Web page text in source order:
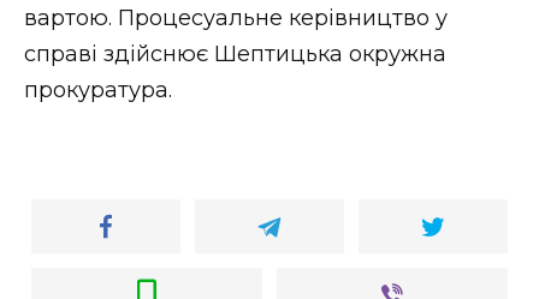
вартою. Процесуальне керівництво у
справі здійснює Шептицька окружна
прокуратура.